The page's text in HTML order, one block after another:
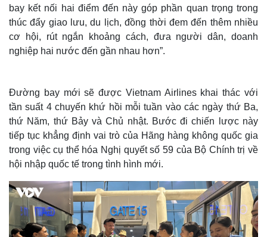
Thế giới
Quan sát
Multimedia
Infographic
bay kết nối hai điểm đến này góp phần quan trọng trong
thúc đẩy giao lưu, du lịch, đồng thời đem đến thêm nhiều
cơ hội, rút ngắn khoảng cách, đưa người dân, doanh
nghiệp hai nước đến gần nhau hơn”.
Đường bay mới sẽ được Vietnam Airlines khai thác với
tần suất 4 chuyến khứ hồi mỗi tuần vào các ngày thứ Ba,
thứ Năm, thứ Bảy và Chủ nhật. Bước đi chiến lược này
tiếp tục khẳng định vai trò của Hãng hàng không quốc gia
trong việc cụ thể hóa Nghị quyết số 59 của Bộ Chính trị về
hội nhập quốc tế trong tình hình mới.